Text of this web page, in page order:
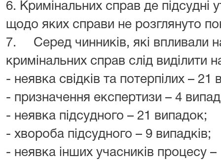
6. Кримінальних справ де підсудні
щодо яких справи не розглянуто
7. Серед чинників, які впливали
кримінальних справ слід виділити
- неявка свідків та потерпілих – 21
- призначення експертизи – 4
- неявка підсудного – 21 випадок;
- хвороба підсудного – 9 випадків;
- неявка інших учасників процесу